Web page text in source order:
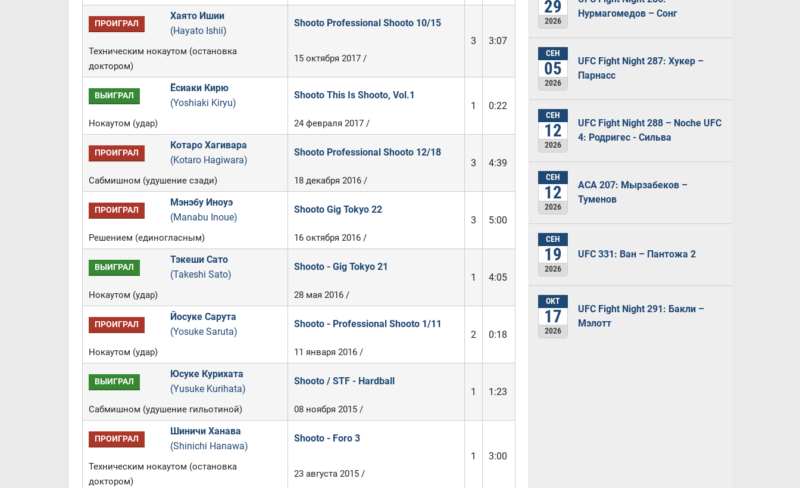
ПРОИГРАЛ
Хаято Ишии
(Hayato Ishii)
Shooto Professional Shooto 10/15
3
3:07
Техническим нокаутом (остановка
доктором)
15 октября 2017 /
ВЫИГРАЛ
Ёсиаки Кирю
(Yoshiaki Kiryu)
Shooto This Is Shooto, Vol.1
1
0:22
Нокаутом (удар) 24 февраля 2017 /
ПРОИГРАЛ
Котаро Хагивара
(Kotaro Hagiwara)
Shooto Professional Shooto 12/18
3
4:39
Сабмишном (удушение сзади) 18 декабря 2016 /
ПРОИГРАЛ
Мэнэбу Иноуэ
(Manabu Inoue)
Shooto Gig Tokyo 22
3
5:00
Решением (единогласным) 16 октября 2016 /
ВЫИГРАЛ
Тэкеши Сато
(Takeshi Sato)
Shooto - Gig Tokyo 21
1
4:05
Нокаутом (удар) 28 мая 2016 /
ПРОИГРАЛ
Йосуке Сарута
(Yosuke Saruta)
Shooto - Professional Shooto 1/11
2
0:18
Нокаутом (удар) 11 января 2016 /
ВЫИГРАЛ
Юсуке Курихата
(Yusuke Kurihata)
Shooto / STF - Hardball
1
1:23
Сабмишном (удушение гильотиной) 08 ноября 2015 /
ПРОИГРАЛ
Шиничи Ханава
(Shinichi Hanawa)
Shooto - Foro 3
1
3:00
Техническим нокаутом (остановка
доктором)
23 августа 2015 /
29
2026
Нурмагомедов – Сонг
СЕН
05
2026
UFC Fight Night 287: Хукер –
Парнасс
СЕН
12
2026
UFC Fight Night 288 – Noche UFC
4: Родригес - Сильва
СЕН
12
2026
ACA 207: Мырзабеков –
Туменов
СЕН
19
2026
UFC 331: Ван – Пантожа 2
ОКТ
17
2026
UFC Fight Night 291: Бакли –
Мэлотт